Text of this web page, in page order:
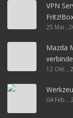
VPN
25 Mai ,
Mazda
12 Okt. ,
04 Feb. ,